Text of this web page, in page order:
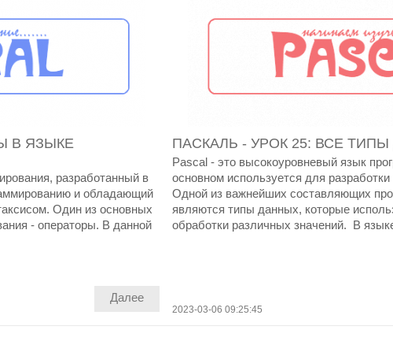
В ЯЗЫКЕ
разработанный в
и обладающий
Один из основных
- операторы. В данной
Далее
ПАСКАЛЬ - УРОК 25: ВСЕ ТИПЫ
Pascal - это высокоуровневый язык
основном используется для
Одной из важнейших составляющих
являются типы данных, которые
обработки различных значений. В
2023-03-06 09:25:45